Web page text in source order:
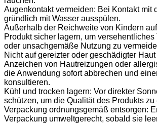
Augenkontakt vermeiden: Bei Kontakt mit
gründlich mit Wasser ausspülen.
Außerhalb der Reichweite von Kindern
Produkt sicher lagern, um versehentliches
oder unsachgemäße Nutzung zu
Nicht auf gereizter oder geschädigter
Anzeichen von Hautreizungen oder
die Anwendung sofort abbrechen und
konsultieren.
Kühl und trocken lagern: Vor direkter
schützen, um die Qualität des Produkts zu
Verpackung ordnungsgemäß entsorgen:
Verpackung umweltgerecht, sobald sie